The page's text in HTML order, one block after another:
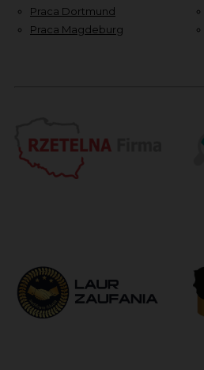
Praca Dortmund
Praca Magdeburg